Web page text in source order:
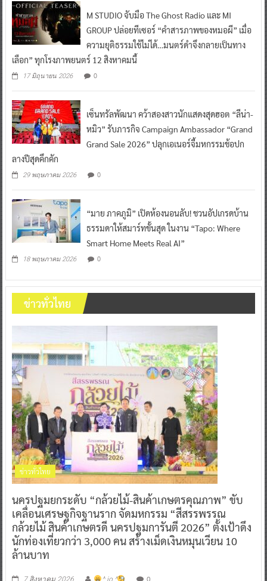
M STUDIO จับมือ The Ghost Radio และ MI
GROUP ปล่อยทีเซอร์ “คำสารภาพของหมอผี” เมื่อ
ความยุติธรรมใช้ไม่ได้…มนตร์ดำจึงกลายเป็นทาง
เลือก” ทุกโรงภาพยนตร์ 12 สิงหาคมนี้
17 มิถุนายน 2026 0
เซ็นทรัลพัฒนา คว้าสองสาวนักแสดงสุดฮอต “ลีน่า-
หมิว” รับภารกิจ Campaign Ambassador “Grand
Grand Sale 2026” ปลุกเอเนอร์จี้มหกรรมช้อปก
ลางปีสุดคึกคัก
29 พฤษภาคม 2026 0
“มาย ภาคภูมิ” เปิดห้องนอนลับ! ชวนอัปเกรดบ้าน
ธรรมดาให้สมาร์ทขั้นสุด ในงาน “Tapo: Where
Smart Home Meets Real AI”
18 พฤษภาคม 2026 0
ข่าวทั่วไทย
ข่าวทั่วไทย
นครปฐมยกระดับ “กล้วยไม้-สินค้าเกษตรคุณภาพ” ขับ
เคลื่อนเศรษฐกิจฐานราก จัดมหกรรม “สีสรรพรรณ
กล้วยไม้ สินค้าเกษตรดี นครปฐมการันตี 2026” ตั้งเป้าดึง
นักท่องเที่ยวกว่า 3,000 คน สร้างเม็ดเงินหมุนเวียน 10
ล้านบาท
7 สิงหาคม 2026 ^ jo ^ 0